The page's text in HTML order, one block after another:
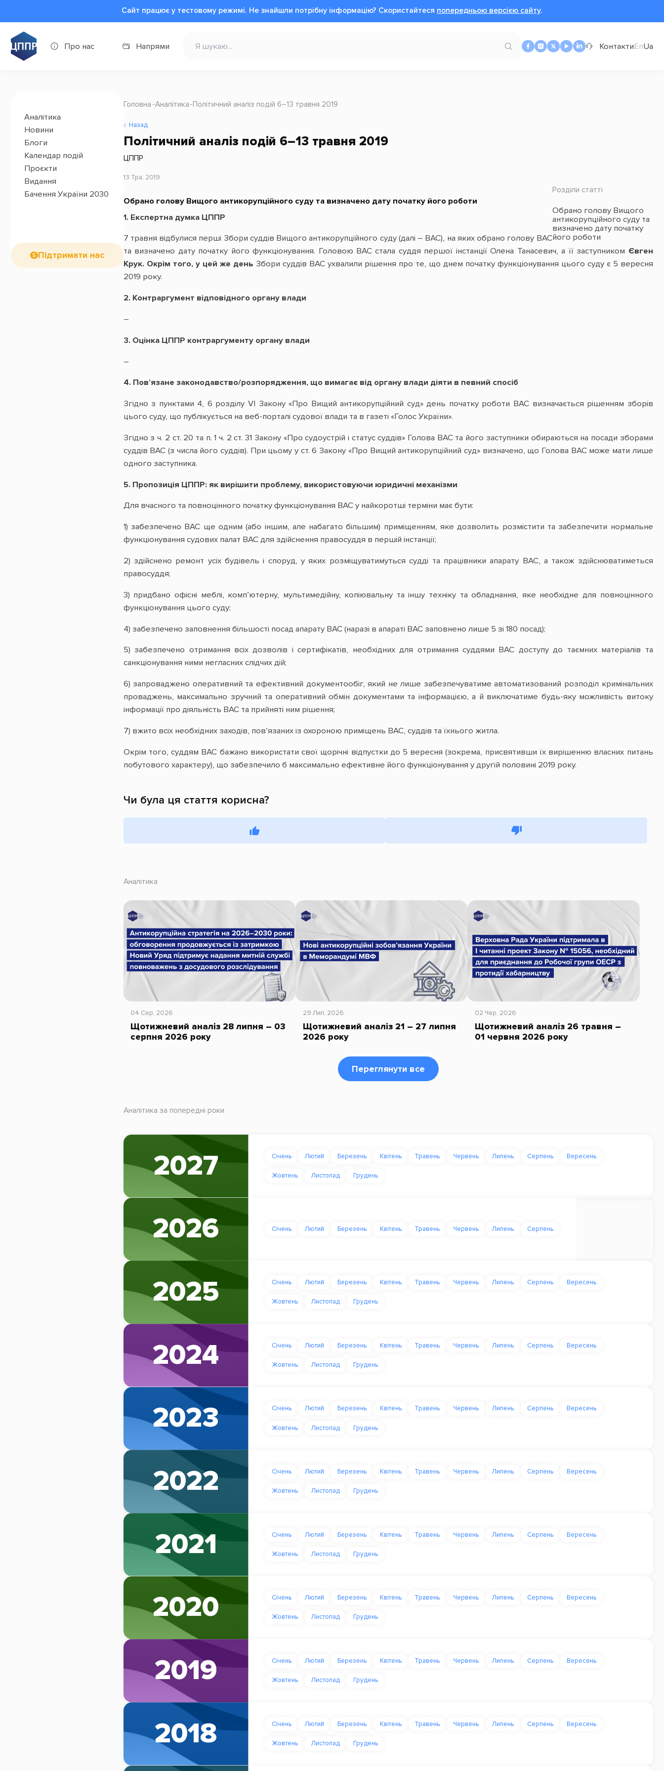
Сайт працює у тестовому режимі. Не знайшли потрібну інформацію? Cкористайтеся попередньою версією сайту.
Про нас Напрями КонтактиEnUa
Аналітика
Новини
Блоги
Календар подій
Проєкти
Видання
Бачення України 2030
Підтримати нас
Головна Аналітика Політичний аналіз подій 6–13 травня 2019
Назад
Політичний аналіз подій 6–13 травня 2019
ЦППР
13 Тра, 2019
Розділи статті
Обрано голову Вищого
антикорупційного суду та
визначено дату початку
його роботи
Обрано голову Вищого антикорупційного суду та визначено дату початку його роботи
1. Експертна думка ЦППР
7 травня відбулися перші Збори суддів Вищого антикорупційного суду (далі – ВАС), на яких обрано голову ВАС
та визначено дату початку його функціонування. Головою ВАС стала суддя першої інстанції Олена Танасевич, а її заступником Євген
Крук. Окрім того, у цей же день Збори суддів ВАС ухвалили рішення про те, що днем початку функціонування цього суду є 5 вересня
2019 року.
2. Контраргумент відповідного органу влади
–
3. Оцінка ЦППР контраргументу органу влади
–
4. Пов’язане законодавство/розпорядження, що вимагає від органу влади діяти в певний спосіб
Згідно з пунктами 4, 6 розділу VI Закону «Про Вищий антикорупційний суд» день початку роботи ВАС визначається рішенням зборів
цього суду, що публікується на веб-порталі судової влади та в газеті «Голос України».
Згідно з ч. 2 ст. 20 та п. 1 ч. 2 ст. 31 Закону «Про судоустрій і статус суддів» Голова ВАС та його заступники обираються на посади зборами
суддів ВАС (з числа його суддів). При цьому у ст. 6 Закону «Про Вищий антикорупційний суд» визначено, що Голова ВАС може мати лише
одного заступника.
5. Пропозиція ЦППР: як вирішити проблему, використовуючи юридичні механізми
Для вчасного та повноцінного початку функціонування ВАС у найкоротші терміни має бути:
1) забезпечено ВАС ще одним (або іншим, але набагато більшим) приміщенням, яке дозволить розмістити та забезпечити нормальне
функціонування судових палат ВАС для здійснення правосуддя в першій інстанції;
2) здійснено ремонт усіх будівель і споруд, у яких розміщуватимуться судді та працівники апарату ВАС, а також здійснюватиметься
правосуддя;
3) придбано офісні меблі, комп’ютерну, мультимедійну, копіювальну та іншу техніку та обладнання, яке необхідне для повноцінного
функціонування цього суду;
4) забезпечено заповнення більшості посад апарату ВАС (наразі в апараті ВАС заповнено лише 5 зі 180 посад);
5) забезпечено отримання всіх дозволів і сертифікатів, необхідних для отримання суддями ВАС доступу до таємних матеріалів та
санкціонування ними негласних слідчих дій;
6) запроваджено оперативний та ефективний документообіг, який не лише забезпечуватиме автоматизований розподіл кримінальних
проваджень, максимально зручний та оперативний обмін документами та інформацією, а й виключатиме будь-яку можливість витоку
інформації про діяльність ВАС та прийняті ним рішення;
7) вжито всіх необхідних заходів, пов’язаних із охороною приміщень ВАС, суддів та їхнього житла.
Окрім того, суддям ВАС бажано використати свої щорічні відпустки до 5 вересня (зокрема, присвятивши їх вирішенню власних питань
побутового характеру), що забезпечило б максимально ефективне його функціонування у другій половині 2019 року.
Чи була ця стаття корисна?
Аналітика
04 Сер, 2026
Щотижневий аналіз 28 липня – 03
серпня 2026 року
29 Лип, 2026
Щотижневий аналіз 21 – 27 липня
2026 року
02 Чер, 2026
Щотижневий аналіз 26 травня –
01 червня 2026 року
Переглянути все
Аналітика за попередні роки
2027 Січень Лютий Березень Квітень Травень Червень Липень Серпень Вересень
Жовтень Листопад Грудень
2026 Січень Лютий Березень Квітень Травень Червень Липень Серпень
2025 Січень Лютий Березень Квітень Травень Червень Липень Серпень Вересень
Жовтень Листопад Грудень
2024 Січень Лютий Березень Квітень Травень Червень Липень Серпень Вересень
Жовтень Листопад Грудень
2023 Січень Лютий Березень Квітень Травень Червень Липень Серпень Вересень
Жовтень Листопад Грудень
2022 Січень Лютий Березень Квітень Травень Червень Липень Серпень Вересень
Жовтень Листопад Грудень
2021 Січень Лютий Березень Квітень Травень Червень Липень Серпень Вересень
Жовтень Листопад Грудень
2020 Січень Лютий Березень Квітень Травень Червень Липень Серпень Вересень
Жовтень Листопад Грудень
2019 Січень Лютий Березень Квітень Травень Червень Липень Серпень Вересень
Жовтень Листопад Грудень
2018 Січень Лютий Березень Квітень Травень Червень Липень Серпень Вересень
Жовтень Листопад Грудень